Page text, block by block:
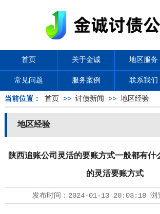
首页 关于金诚 地区服务
常见问题 服务案例 联系我们
当前位置： 首页 >> 讨债新闻 >> 地区经验
地区经验
陕西追账公司灵活的要账方式一般都有什
的灵活要账方式
发布时间： 2024-01-13 20:03:18浏